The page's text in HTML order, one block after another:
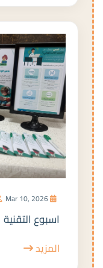
اسبوع التقنية
المزيد